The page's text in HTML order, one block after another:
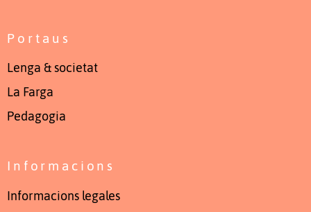
Portaus
Lenga & societat
La Farga
Pedagogia
Informacions
Informacions legales